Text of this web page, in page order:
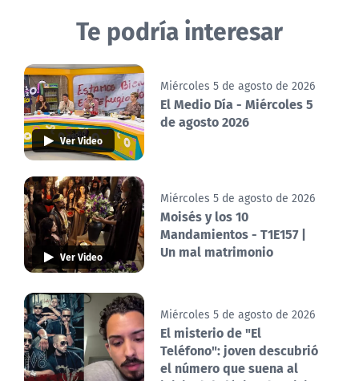
Te podría interesar
Ver Video
Miércoles 5 de agosto de 2026
El Medio Día - Miércoles 5
de agosto 2026
Ver Video
Miércoles 5 de agosto de 2026
Moisés y los 10
Mandamientos - T1E157 |
Un mal matrimonio
Miércoles 5 de agosto de 2026
El misterio de "El
Teléfono": joven descubrió
el número que suena al